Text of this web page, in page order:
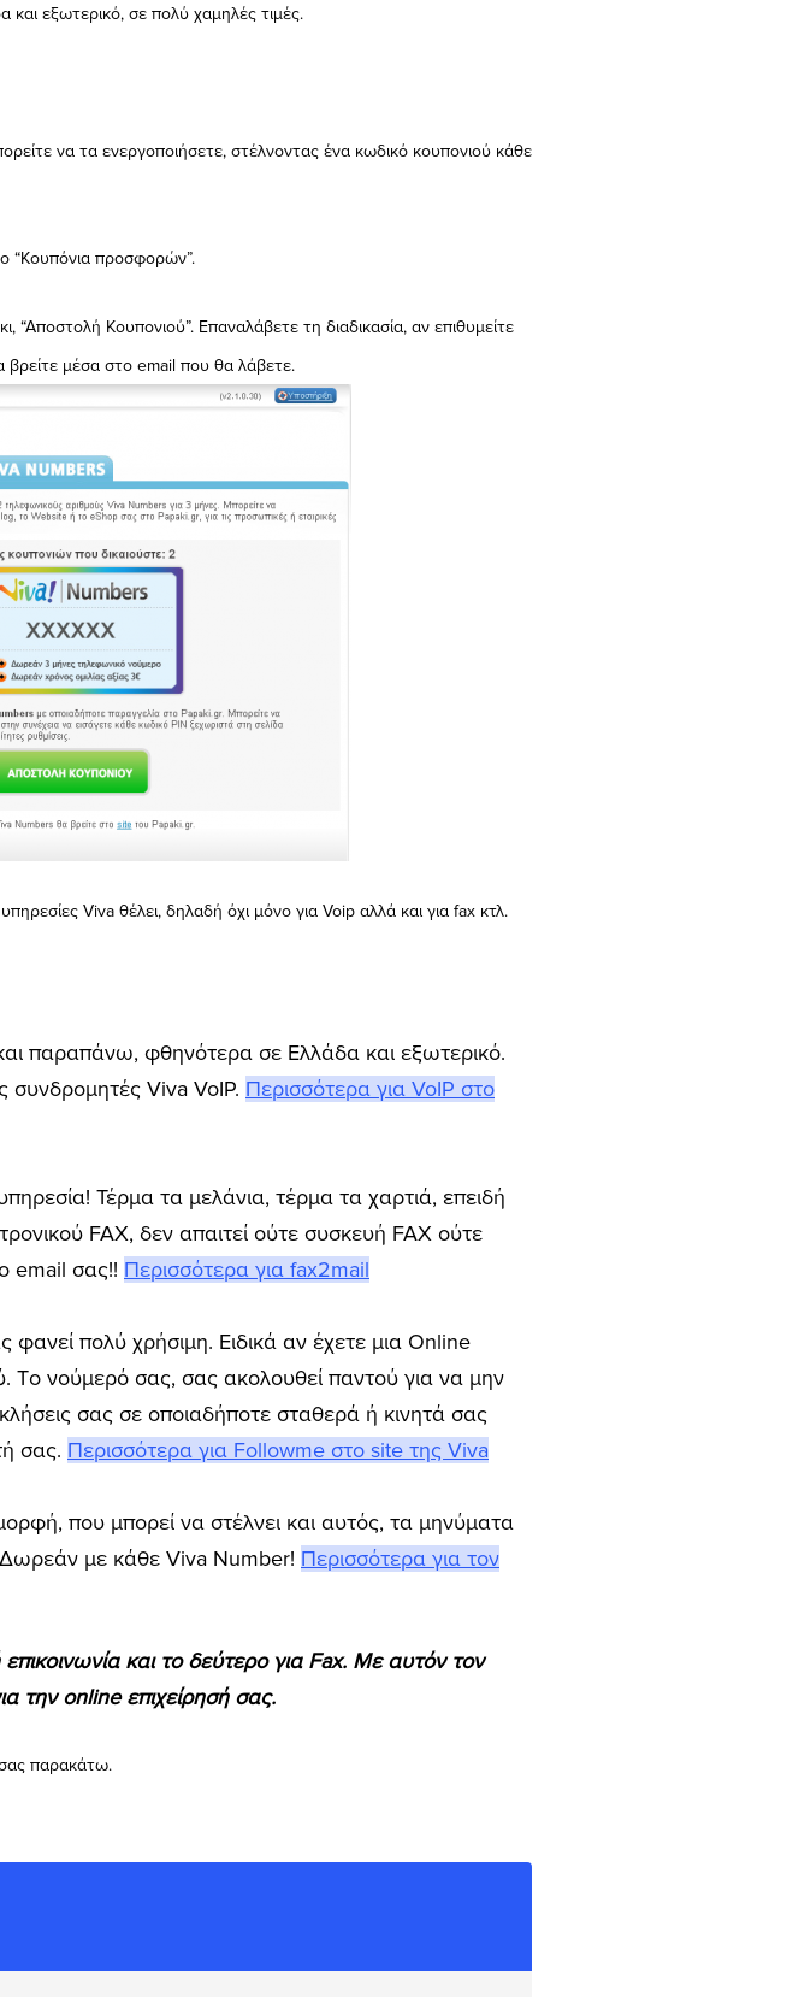
εξωτερικό, σε πολύ χαμηλές τιμές.
να τα ενεργοποιήσετε, στέλνοντας ένα κωδικό κουπονιού κάθε
“Κουπόνια προσφορών”.
Κουπονιού”. Επαναλάβετε τη διαδικασία, αν επιθυμείτε
βρείτε μέσα στο email που θα λάβετε.
Viva θέλει, δηλαδή όχι μόνο για Voip αλλά και για fax κτλ.
παραπάνω, φθηνότερα σε Ελλάδα και εξωτερικό.
συνδρομητές Viva VoIP. Περισσότερα για VoIP στο
Τέρμα τα μελάνια, τέρμα τα χαρτιά, επειδή
FAX, δεν απαιτεί ούτε συσκευή FAX ούτε
email σας!! Περισσότερα για fax2mail
πολύ χρήσιμη. Ειδικά αν έχετε μια Online
Tο νούμερό σας, σας ακολουθεί παντού για να μην
σας σε οποιαδήποτε σταθερά ή κινητά σας
σας. Περισσότερα για Followme στο site της Viva
που μπορεί να στέλνει και αυτός, τα μηνύματα
με κάθε Viva Number! Περισσότερα για τον
και το δεύτερο για Fax. Με αυτόν τον
την online επιχείρησή σας.
σας παρακάτω.